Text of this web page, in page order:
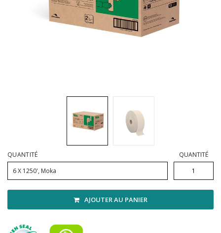
Microfibres et linges divers
QUANTITÉ
6 X 1250', Moka
QUANTITÉ
AJOUTER AU PANIER